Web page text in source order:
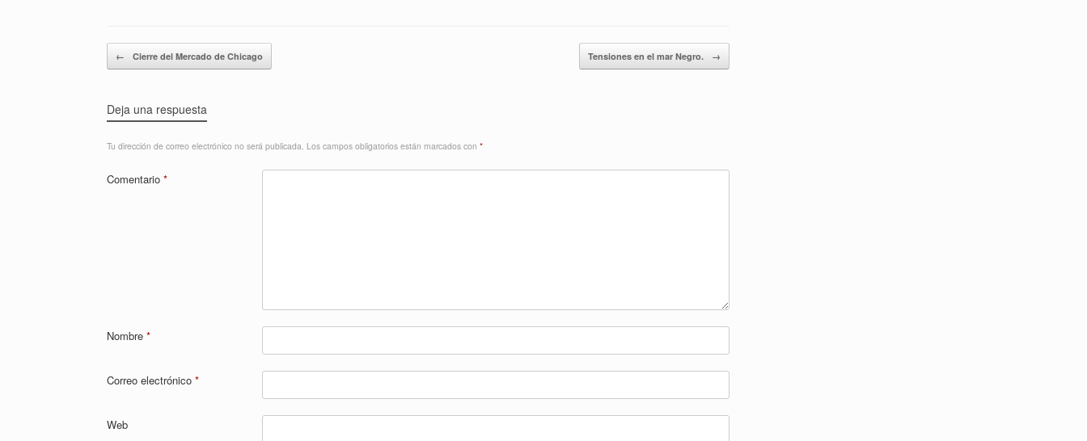
Navegador de artículos
← Cierre del Mercado de Chicago Tensiones en el mar Negro. →
Deja una respuesta
Tu dirección de correo electrónico no será publicada. Los campos obligatorios están marcados con *
Comentario *
Nombre *
Correo electrónico *
Web